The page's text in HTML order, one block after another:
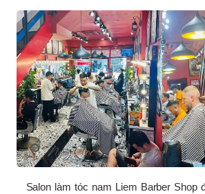
Salon làm tóc nam Liem Barber Shop